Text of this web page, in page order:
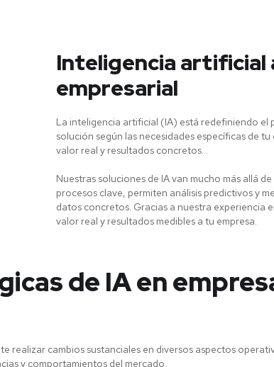
Inteligencia artificial
empresarial
La inteligencia artificial (IA) está redefiniendo el
solución según las necesidades específicas de
valor real y resultados concretos. .
Nuestras soluciones de IA van mucho más allá
procesos clave, permiten análisis predictivos y
datos concretos. Gracias a nuestra experiencia
valor real y resultados medibles a tu empresa.
de IA en
realizar cambios sustanciales en diversos aspectos
y comportamientos del mercado.